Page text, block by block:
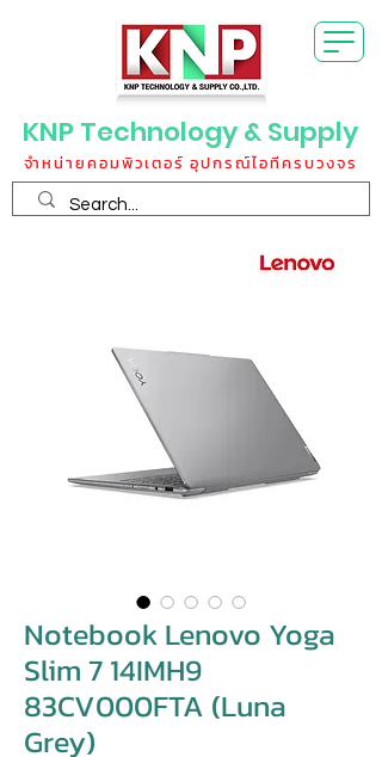
KNP Technology & Supply
จำหน่ายคอมพิวเตอร์ อุปกรณ์ไอทีครบวงจร
Notebook Lenovo Yoga
Slim 7 14IMH9
83CV000FTA (Luna
Grey)